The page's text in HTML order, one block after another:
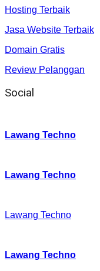
Hosting Terbaik
Jasa Website Terbaik
Domain Gratis
Review Pelanggan
Social
Lawang Techno
Lawang Techno
Lawang Techno
Lawang Techno